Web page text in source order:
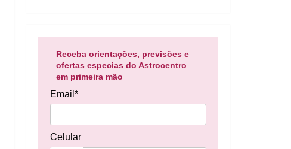
Receba orientações, previsões e
ofertas especias do Astrocentro
em primeira mão
Email*
Celular